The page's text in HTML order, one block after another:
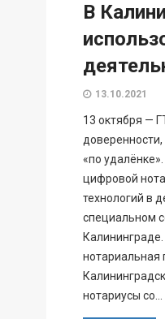
В
13.10.2021
13 октября —
«по
цифровой
технологий в
специальном
нотариальная
нотариусы со...